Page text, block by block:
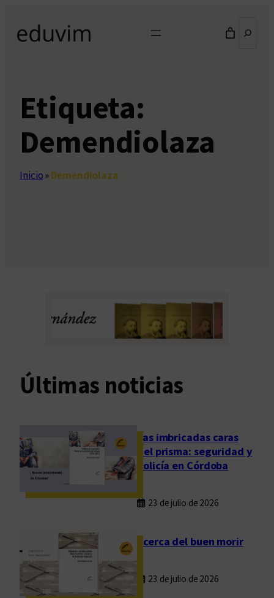
contenido
Etiqueta:
Demendiolaza
Inicio»Demendiolaza
Últimas noticias
Las imbricadas caras
del prisma: seguridad y
policía en Córdoba
23 de julio de 2026
Acerca del buen morir
23 de julio de 2026